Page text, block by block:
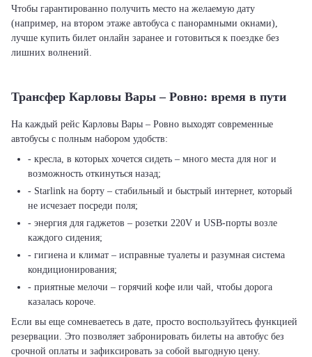
Чтобы гарантированно получить место на желаемую дату
(например, на втором этаже автобуса с панорамными окнами),
лучше купить билет онлайн заранее и готовиться к поездке без
лишних волнений.
Трансфер Карловы Вары – Ровно: время в пути
На каждый рейс Карловы Вары – Ровно выходят современные
автобусы с полным набором удобств:
- кресла, в которых хочется сидеть – много места для ног и
возможность откинуться назад;
- Starlink на борту – стабильный и быстрый интернет, который
не исчезает посреди поля;
- энергия для гаджетов – розетки 220V и USB-порты возле
каждого сидения;
- гигиена и климат – исправные туалеты и разумная система
кондиционирования;
- приятные мелочи – горячий кофе или чай, чтобы дорога
казалась короче.
Если вы еще сомневаетесь в дате, просто воспользуйтесь функцией
резервации. Это позволяет забронировать билеты на автобус без
срочной оплаты и зафиксировать за собой выгодную цену.